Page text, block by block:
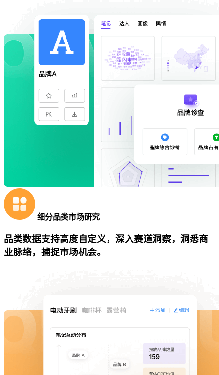
细分品类市场研究
品类数据支持高度自定义，深入赛道洞察，洞悉商
业脉络，捕捉市场机会。